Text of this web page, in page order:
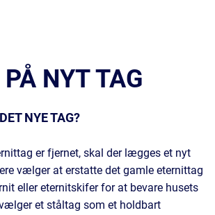
NYT TAG
NYE TAG?
er fjernet, skal der lægges et nyt
vælger at erstatte det gamle eternittag
eller eternitskifer for at bevare husets
et ståltag som et holdbart